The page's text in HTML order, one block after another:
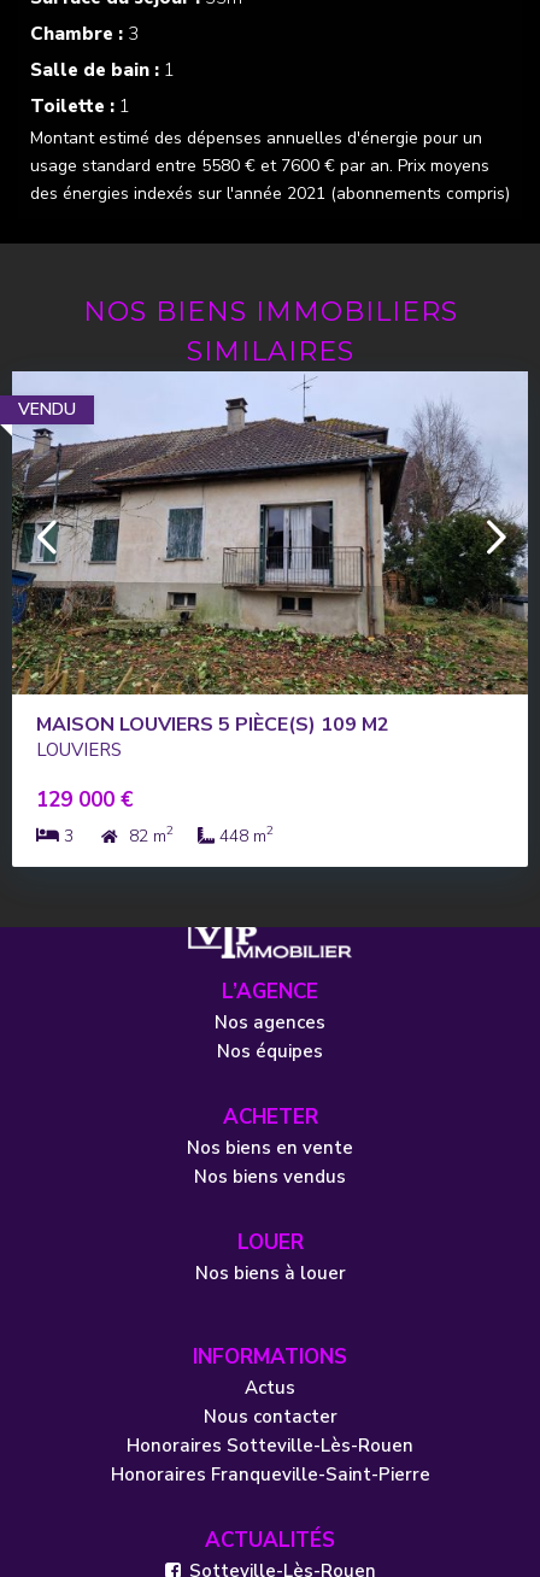
Chambre : 3
Salle de bain : 1
Toilette : 1
Montant estimé des dépenses annuelles d'énergie pour un
usage standard entre 5580 € et 7600 € par an. Prix moyens
des énergies indexés sur l'année 2021 (abonnements compris)
NOS BIENS IMMOBILIERS
SIMILAIRES
VENDU
MAISON LOUVIERS 5 PIÈCE(S) 109 M2
LOUVIERS
129 000 €
3 82 m2 448 m2
L’AGENCE
Nos agences
Nos équipes
ACHETER
Nos biens en vente
Nos biens vendus
LOUER
Nos biens à louer
INFORMATIONS
Actus
Nous contacter
Honoraires Sotteville-Lès-Rouen
Honoraires Franqueville-Saint-Pierre
ACTUALITÉS
Sotteville-Lès-Rouen